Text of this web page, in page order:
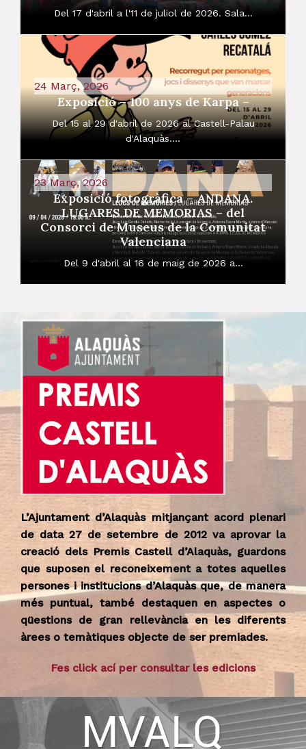
Del 17 d'abril a l'11 de juliol de 2026. Sala...
24 Març, 2026
Exposició – 100 anys de Karpa –
Del 15 al 29 d'abril de 2026 al Castell-Palau
d'Alaquàs....
23 Març, 2026
Exposició fotogràfica – ANDANA.
LUGARES DE MEMORIAS – del
Consorci de Museus de la Comunitat
Valenciana
Del 9 d'abril al 16 de maig de 2026 a...
L’Ajuntament d’Alaquàs mitjançant acord plenari
de data 27 de setembre de 2012 va aprovar la
creació dels Premis Castell d’Alaquàs, guardons
que suposen el reconeixement a totes aquelles
persones i institucions d’Alaquàs que, de manera
més puntual, també destaquen en aspectes o
qüestions de gran rellevància en les diferents
àrees o temàtiques objecte de ser premiades.
Fes click ací per consultar les edicions